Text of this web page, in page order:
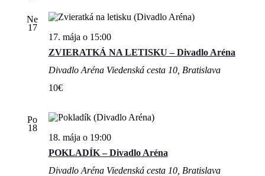
Ne
17
ZVIERATKÁ NA LETISKU – Divadlo Aréna
17. mája o 15:00
Divadlo Aréna Viedenská cesta 10, Bratislava
10€
Po
18
POKLADÍK – Divadlo Aréna
18. mája o 19:00
Divadlo Aréna Viedenská cesta 10, Bratislava